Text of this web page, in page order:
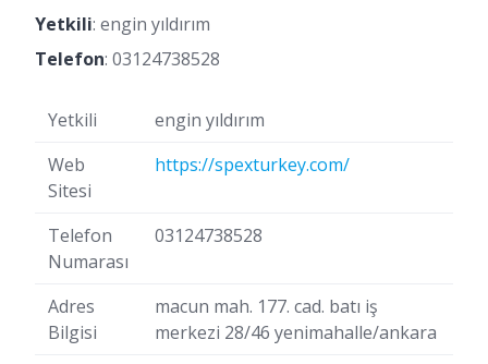
Yetkili: engin yıldırım
Telefon: 03124738528
Yetkili
engin yıldırım
Web
Sitesi
https://spexturkey.com/
Telefon
Numarası
03124738528
Adres
Bilgisi
macun mah. 177. cad. batı iş
merkezi 28/46 yenimahalle/ankara